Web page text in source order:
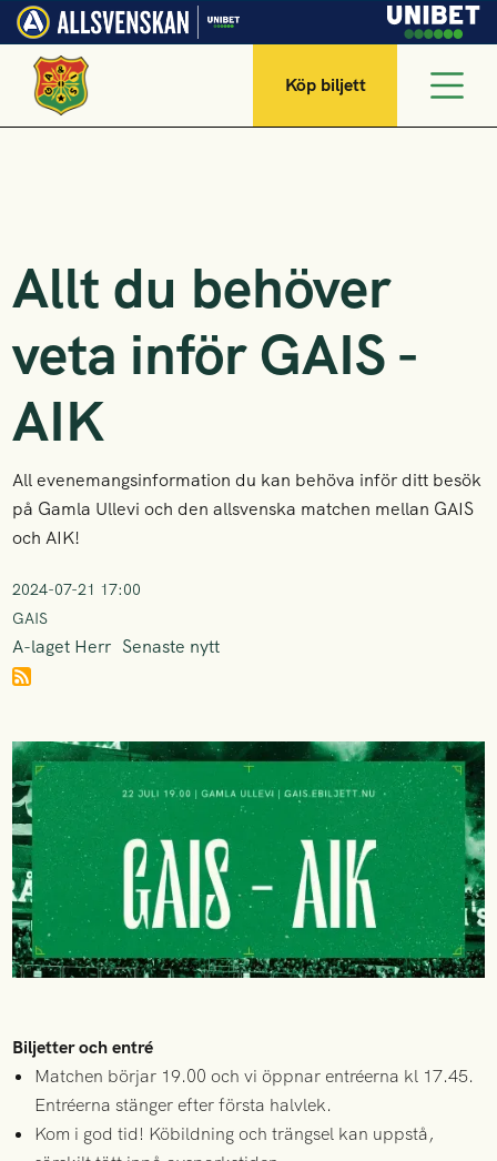
Köp biljett
Allt du behöver
veta inför GAIS -
AIK
All evenemangsinformation du kan behöva inför ditt besök
på Gamla Ullevi och den allsvenska matchen mellan GAIS
och AIK!
2024-07-21 17:00
GAIS
A-laget Herr Senaste nytt
Biljetter och entré
Matchen börjar 19.00 och vi öppnar entréerna kl 17.45.
Entréerna stänger efter första halvlek.
Kom i god tid! Köbildning och trängsel kan uppstå,